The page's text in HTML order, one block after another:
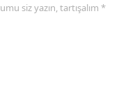
siz yazın, tartışalım *